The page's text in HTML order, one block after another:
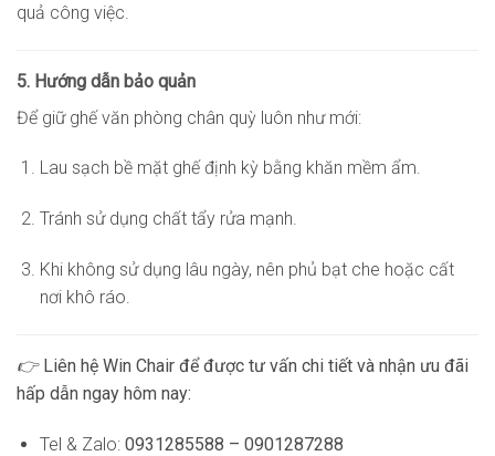
quả công việc.
5. Hướng dẫn bảo quản
Để giữ ghế văn phòng chân quỳ luôn như mới:
Lau sạch bề mặt ghế định kỳ bằng khăn mềm ẩm.
Tránh sử dụng chất tẩy rửa mạnh.
Khi không sử dụng lâu ngày, nên phủ bạt che hoặc cất
nơi khô ráo.
👉 Liên hệ Win Chair để được tư vấn chi tiết và nhận ưu đãi
hấp dẫn ngay hôm nay:
Tel & Zalo: 0931285588 – 0901287288